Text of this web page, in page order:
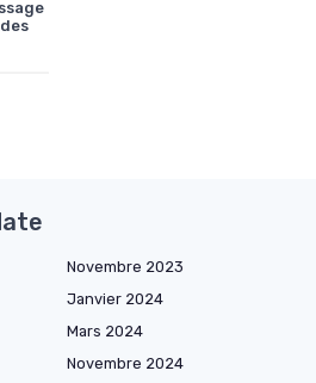
Novembre 2023
Janvier 2024
Mars 2024
Novembre 2024